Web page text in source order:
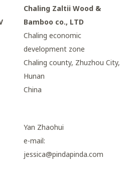
Chaling Zaltii Wood &
Bamboo co., LTD
Chaling economic
development zone
Chaling county, Zhuzhou City,
Hunan
China
Yan Zhaohui
e-mail:
jessica@pindapinda.com